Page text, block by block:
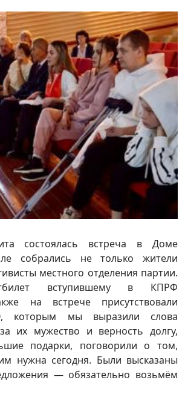
состоялась встреча в Доме
собрались не только жители
местного отделения партии.
вступившему в КПРФ
на встрече присутствовали
которым мы выразили слова
их мужество и верность долгу,
подарки, поговорили о том,
нужна сегодня. Были высказаны
— обязательно возьмём